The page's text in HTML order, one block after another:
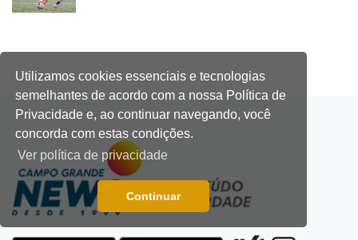
Utilizamos cookies essenciais e tecnologias
semelhantes de acordo com a nossa Política de
Privacidade e, ao continuar navegando, você
concorda com estas condições.
Ver política de privacidade
Continuar